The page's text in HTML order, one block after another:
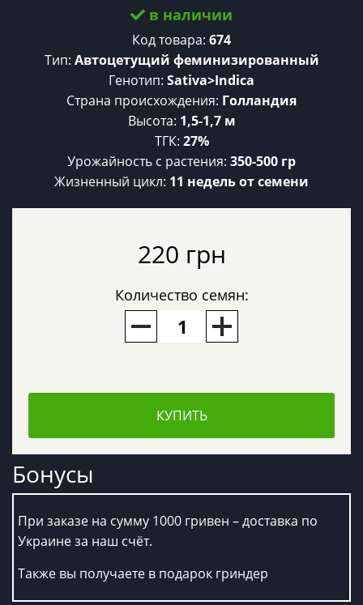
в наличии
Код товара: 674
Тип: Автоцетущий феминизированный
Генотип: Sativa>Indica
Страна происхождения: Голландия
Высота: 1,5-1,7 м
ТГК: 27%
Урожайность c растения: 350-500 гр
Жизненный цикл: 11 недель от семени
220 грн
Количество семян:
КУПИТЬ
Бонусы
При заказе на сумму 1000 гривен – доставка по
Украине за наш счёт.
Также вы получаете в подарок гриндер